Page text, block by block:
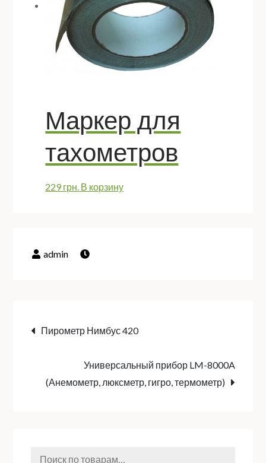
Маркер для
тахометров
229грн. В корзину
Навигация
по
Пирометр Нимбус 420
Универсальный прибор LM-8000A
(Анемометр, люксметр, гигро, термометр)
Искать: